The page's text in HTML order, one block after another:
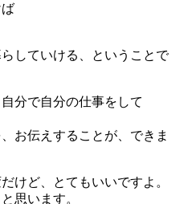
していける、ということで
分で自分の仕事をして
お伝えすることが、できま
けど、とてもいいですよ。
思います。